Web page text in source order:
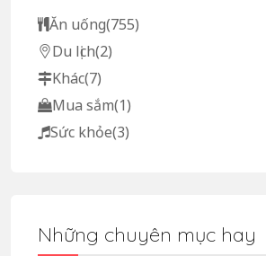
Ăn uống(755)
Du lịch(2)
Khác(7)
Mua sắm(1)
Sức khỏe(3)
Những chuyên mục hay